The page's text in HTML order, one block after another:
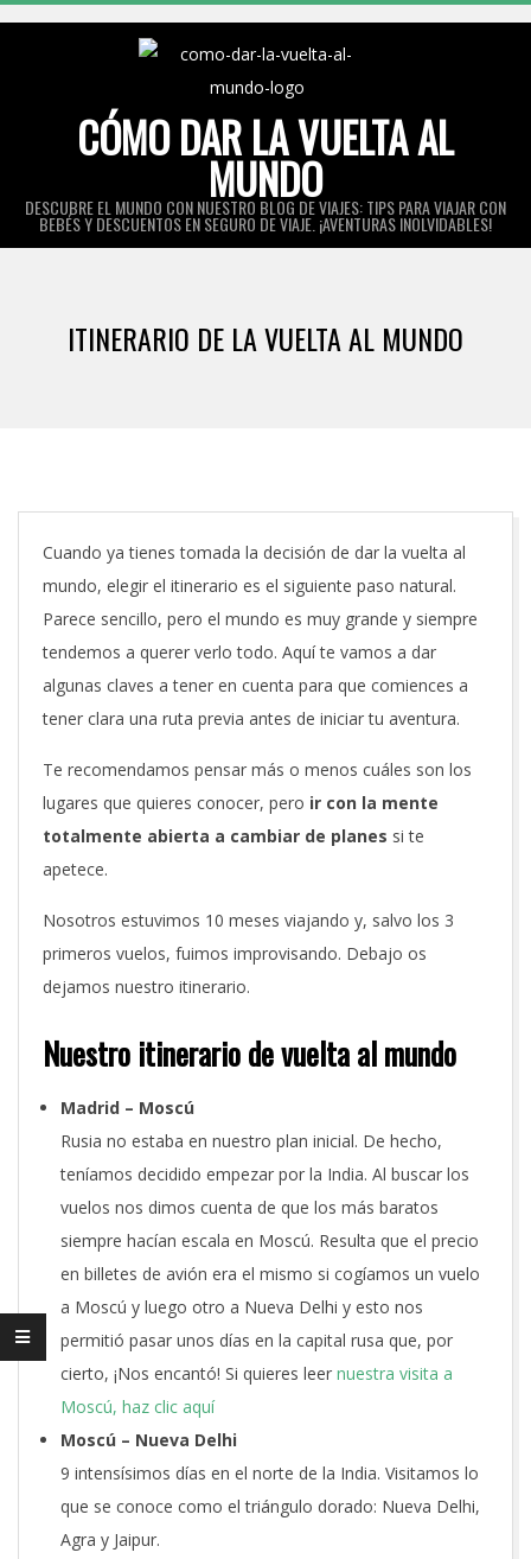
CÓMO DAR LA VUELTA AL
MUNDO
DESCUBRE EL MUNDO CON NUESTRO BLOG DE VIAJES: TIPS PARA VIAJAR CON
BEBÉS Y DESCUENTOS EN SEGURO DE VIAJE. ¡AVENTURAS INOLVIDABLES!
ITINERARIO DE LA VUELTA AL MUNDO
Cuando ya tienes tomada la decisión de dar la vuelta al
mundo, elegir el itinerario es el siguiente paso natural.
Parece sencillo, pero el mundo es muy grande y siempre
tendemos a querer verlo todo. Aquí te vamos a dar
algunas claves a tener en cuenta para que comiences a
tener clara una ruta previa antes de iniciar tu aventura.
Te recomendamos pensar más o menos cuáles son los
lugares que quieres conocer, pero ir con la mente
totalmente abierta a cambiar de planes si te
apetece.
Nosotros estuvimos 10 meses viajando y, salvo los 3
primeros vuelos, fuimos improvisando. Debajo os
dejamos nuestro itinerario.
Nuestro itinerario de vuelta al mundo
Madrid – Moscú
Rusia no estaba en nuestro plan inicial. De hecho,
teníamos decidido empezar por la India. Al buscar los
vuelos nos dimos cuenta de que los más baratos
siempre hacían escala en Moscú. Resulta que el precio
en billetes de avión era el mismo si cogíamos un vuelo
a Moscú y luego otro a Nueva Delhi y esto nos
permitió pasar unos días en la capital rusa que, por
cierto, ¡Nos encantó! Si quieres leer nuestra visita a
Moscú, haz clic aquí
Moscú – Nueva Delhi
9 intensísimos días en el norte de la India. Visitamos lo
que se conoce como el triángulo dorado: Nueva Delhi,
Agra y Jaipur.